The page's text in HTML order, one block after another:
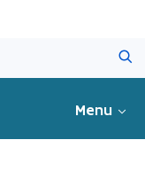
Menu